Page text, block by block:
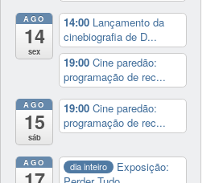
AGO
14
sex
14:00 Lançamento da
cinebiografia de D...
19:00Cine paredão:
programação de rec...
AGO
15
sáb
19:00Cine paredão:
programação de rec...
AGO dia inteiro
Exposição: